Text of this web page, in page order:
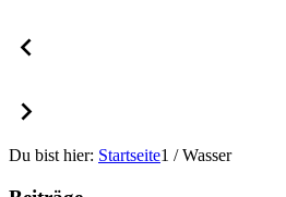
Du bist hier: Startseite1 / Wasser